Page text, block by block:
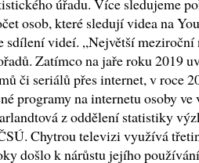
úřadu. Více sledujeme
osob, které sledují videa na
sdílení videí. „Největší meziroční
Zatímco na jaře roku 2019
či seriálů přes internet, v roce
programy na internetu osoby
z oddělení statistiky
Chytrou televizi využívá
došlo k nárůstu jejího